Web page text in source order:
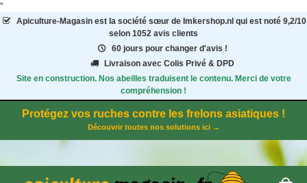
"
Apiculture-Magasinest la société sœur de Imkershop.nl qui est noté 9,2/10
selon 1052 avis clients
60 jours pour changer d'avis !
Livraison avec Colis Privé & DPD
Site en construction. Nos abeilles traduisent le contenu. Merci de votre
compréhension !
Protégez vos ruches contre les frelons asiatiques !
Découvrir toutes nos solutions ici →